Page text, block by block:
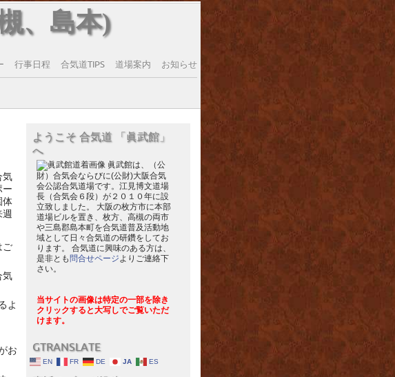
、島本)
行事日程 合気道TIPS 道場案内 お知らせ
気
ー
体
ご
気
よ
お
ようこそ 合気道 「眞武館」
へ
眞武館は、（公
財）合気会ならびに(公財)大阪合気
会公認合気道場です。江見博文道場
長（合気会６段）が２０１０年に設
立致しました。 大阪の枚方市に本部
道場ビルを置き、枚方、高槻の両市
や三島郡島本町を合気道普及活動地
域として日々合気道の研鑽をしてお
ります。 合気道に興味のある方は、
是非とも 問合せページよりご連絡下
さい。
当サイトの画像は特定の一部を除き
クリックすると大写しでご覧いただ
けます。
GTRANSLATE
EN FR DE JA ES